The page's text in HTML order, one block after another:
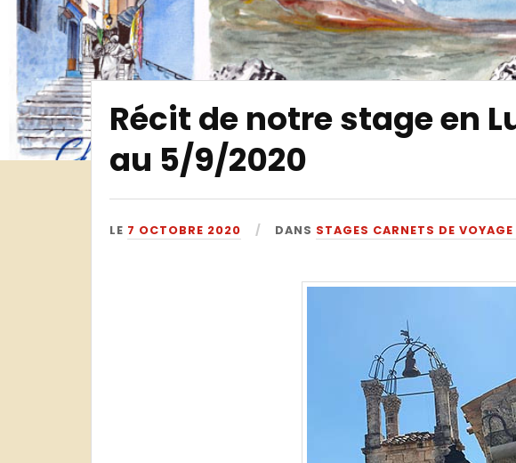
Récit de notre stage en
au 5/9/2020
LE 7 OCTOBRE 2020 DANS STAGES CARNETS DE VOYAGE